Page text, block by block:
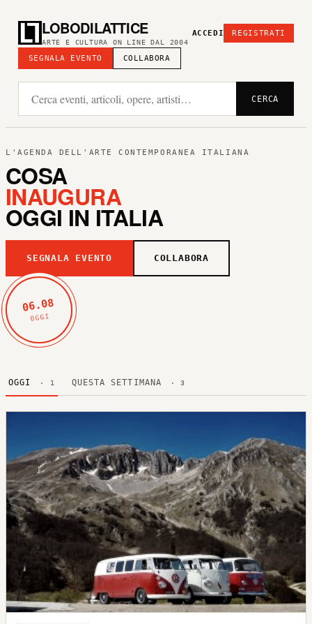
LOBODILATTICE
ARTE E CULTURA ON LINE DAL 2004
SEGNALA EVENTO COLLABORA
ACCEDI REGISTRATI
CERCA
L'AGENDA DELL'ARTE CONTEMPORANEA ITALIANA
COSA
INAUGURA
OGGI IN ITALIA
SEGNALA EVENTO COLLABORA
06.08
OGGI
OGGI · 1 QUESTA SETTIMANA · 3